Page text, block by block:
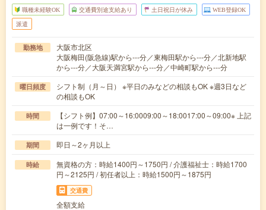
職種未経験OK 交通費別途支給あり 土日祝日が休み WEB登録OK
派遣
勤務地
大阪市北区
大阪梅田(阪急線)駅から---分／東梅田駅から---分／北新地駅
から---分／大阪天満宮駅から---分／中崎町駅から---分
曜日頻度
シフト制（月～日） ※平日のみなどの相談もOK ※週3日など
の相談もOK
時間
【シフト例】07:00～16:0009:00～18:0017:00～09:00※ 上記
は一例です！そ…
期間 即日～2ヶ月以上
時給
無資格の方：時給1400円～1750円 / 介護福祉士：時給1700
円～2125円 / 初任者以上：時給1500円～1875円
交通費
全額支給